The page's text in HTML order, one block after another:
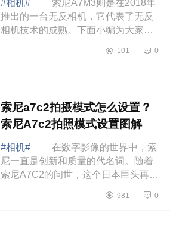
#相机#
索尼A7M3则是在2018年
推出的一台无反相机，它代表了无反
相机技术的成熟。下面小编为大家介
a7m3和a7m4买哪个更合适 索尼
101 0
索尼a7c2拍摄模式怎么设置？
索尼A7c2拍照模式设置图解
#相机#
在数字影像的世界中，索
尼一直是创新和质量的代名词。随着
索尼A7C2的问世，这个日本巨头再次
友好的工具方面的承诺，下面小编为
981 0